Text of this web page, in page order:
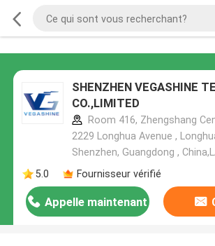
SHENZHEN VEGASHINE
CO.,LIMITED
Room 416, Zhengshang
2229 Longhua Avenue ,
Shenzhen, Guangdong ,
5.0
Fournisseur vérifié
Appelle maintenant